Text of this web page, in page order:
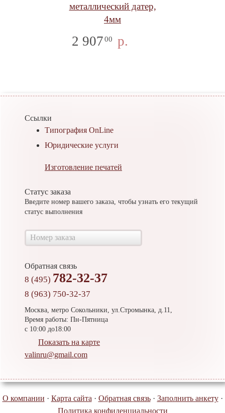
металлический датер,
4мм
2 90700 р.
Ссылки
Типография OnLine
Юридические услуги
Изготовление печатей
Статус заказа
Введите номер вашего заказа, чтобы узнать его текущий
статус выполнения
Обратная связь
8 (495) 782-32-37
8 (963) 750-32-37
Москва, метро Сокольники, ул.Стромынка, д.11,
Время работы: Пн-Пятница
с 10:00 до18:00
Показать на карте
valinru@gmail.com
О компании · Карта сайта · Обратная связь· Заполнить анкету·
Политика конфиденциальности